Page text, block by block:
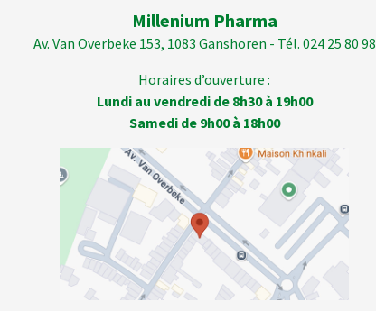
Millenium Pharma
Av. Van Overbeke 153, 1083 Ganshoren - Tél. 024 25 80 98
Horaires d’ouverture :
Lundi au vendredi de 8h30 à 19h00
Samedi de 9h00 à 18h00